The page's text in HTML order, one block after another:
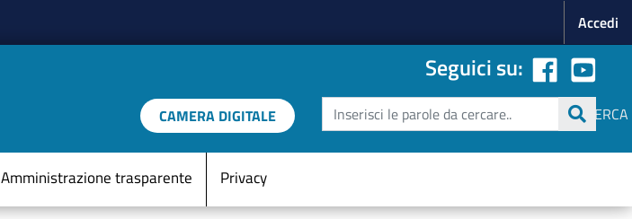
Accedi
Seguici su:
CAMERA DIGITALE Cerca
CERCA
Menu Statico
Amministrazione trasparente Privacy